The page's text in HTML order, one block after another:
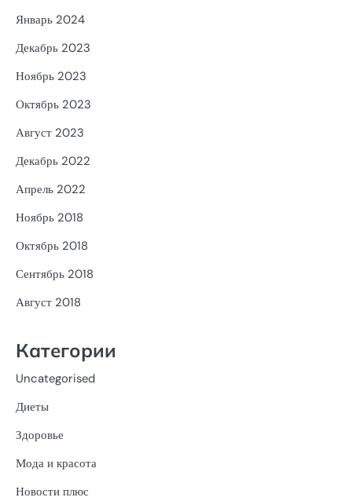
Январь 2024
Декабрь 2023
Ноябрь 2023
Октябрь 2023
Август 2023
Декабрь 2022
Апрель 2022
Ноябрь 2018
Октябрь 2018
Сентябрь 2018
Август 2018
Категории
Uncategorised
Диеты
Здоровье
Мода и красота
Новости плюс